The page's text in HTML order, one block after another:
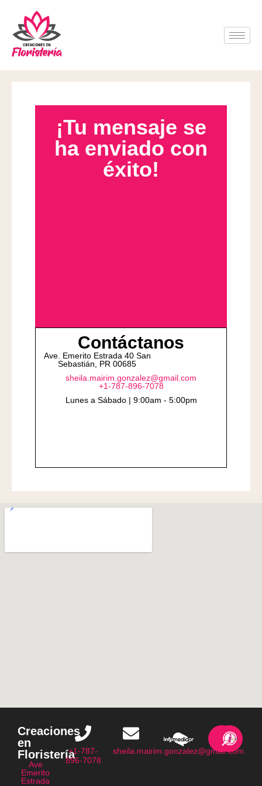
¡Tu mensaje se
ha enviado con
éxito!
Contáctanos
Ave. Emerito Estrada 40 San
Sebastián, PR 00685
sheila.mairim.gonzalez@gmail.com
+1-787-896-7078
Lunes a Sábado | 9:00am - 5:00pm
Creaciones
en
Floristería
Ave
Emerito
Estrada
+1-787-
896-7078
sheila.mairim.gonzalez@gmail.com